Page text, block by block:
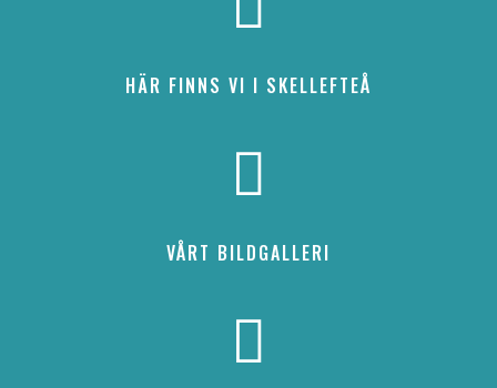
HÄR FINNS VI I SKELLEFTEÅ

VÅRT BILDGALLERI
